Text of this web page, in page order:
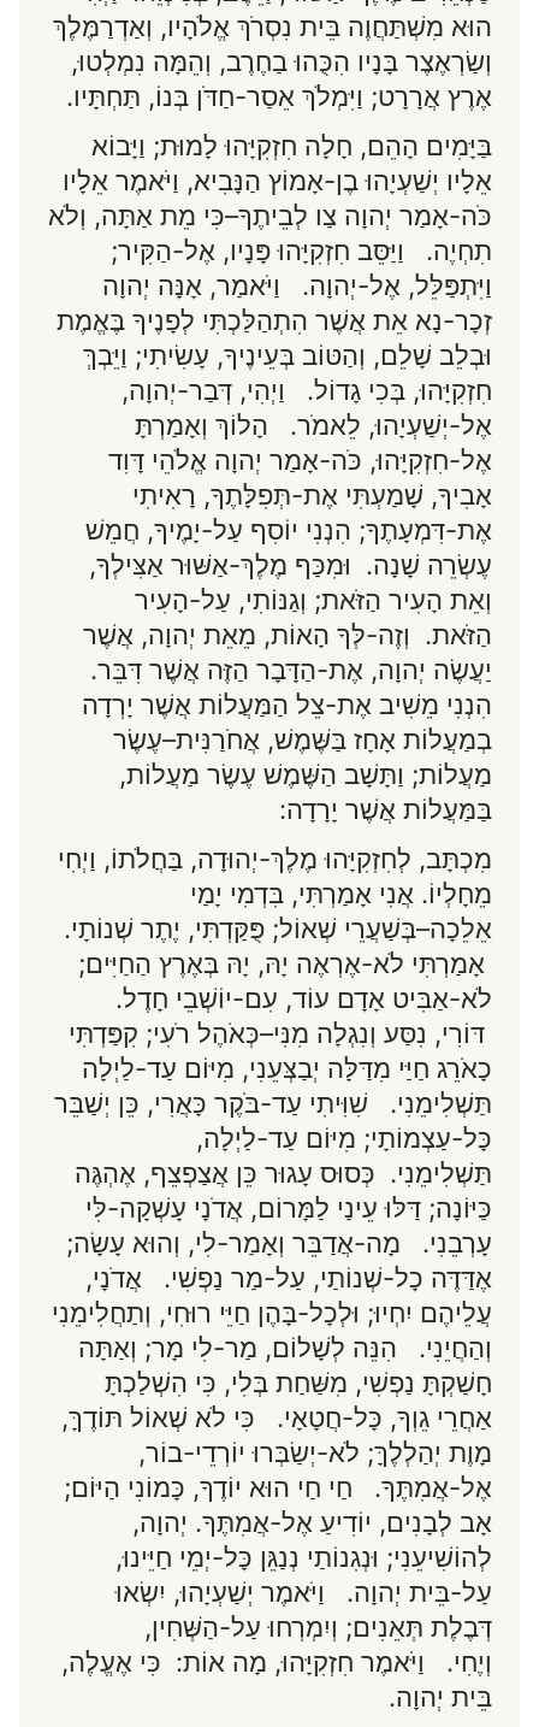
הוּא מִשְׁתַּחֲוֶה בֵּית נִסְרֹךְ אֱלֹהָיו, וְאַדְרַמֶּלֶךְ
וְשַׂרְאֶצֶר בָּנָיו הִכֻּהוּ בַחֶרֶב, וְהֵמָּה נִמְלְטוּ,
אֶרֶץ אֲרָרָט; וַיִּמְלֹךְ אֵסַר-חַדֹּן בְּנוֹ, תַּחְתָּיו.
בַּיָּמִים הָהֵם, חָלָה חִזְקִיָּהוּ לָמוּת; וַיָּבוֹא
אֵלָיו יְשַׁעְיָהוּ בֶן-אָמוֹץ הַנָּבִיא, וַיֹּאמֶר אֵלָיו
כֹּה-אָמַר יְהוָה צַו לְבֵיתֶךָ–כִּי מֵת אַתָּה, וְלֹא
תִחְיֶה. וַיַּסֵּב חִזְקִיָּהוּ פָּנָיו, אֶל-הַקִּיר;
וַיִּתְפַּלֵּל, אֶל-יְהוָה. וַיֹּאמַר, אָנָּה יְהוָה
זְכָר-נָא אֵת אֲשֶׁר הִתְהַלַּכְתִּי לְפָנֶיךָ בֶּאֱמֶת
וּבְלֵב שָׁלֵם, וְהַטּוֹב בְּעֵינֶיךָ, עָשִׂיתִי; וַיֵּבְךְּ
חִזְקִיָּהוּ, בְּכִי גָדוֹל. וַיְהִי, דְּבַר-יְהוָה,
אֶל-יְשַׁעְיָהוּ, לֵאמֹר. הָלוֹךְ וְאָמַרְתָּ
אֶל-חִזְקִיָּהוּ, כֹּה-אָמַר יְהוָה אֱלֹהֵי דָּוִד
אָבִיךָ, שָׁמַעְתִּי אֶת-תְּפִלָּתֶךָ, רָאִיתִי
אֶת-דִּמְעָתֶךָ; הִנְנִי יוֹסִף עַל-יָמֶיךָ, חֲמֵשׁ
עֶשְׂרֵה שָׁנָה. וּמִכַּף מֶלֶךְ-אַשּׁוּר אַצִּילְךָ,
וְאֵת הָעִיר הַזֹּאת; וְגַנּוֹתִי, עַל-הָעִיר
הַזֹּאת. וְזֶה-לְּךָ הָאוֹת, מֵאֵת יְהוָה, אֲשֶׁר
יַעֲשֶׂה יְהוָה, אֶת-הַדָּבָר הַזֶּה אֲשֶׁר דִּבֵּר.
הִנְנִי מֵשִׁיב אֶת-צֵל הַמַּעֲלוֹת אֲשֶׁר יָרְדָה
בְמַעֲלוֹת אָחָז בַּשֶּׁמֶשׁ, אֲחֹרַנִּית–עֶשֶׂר
מַעֲלוֹת; וַתָּשָׁב הַשֶּׁמֶשׁ עֶשֶׂר מַעֲלוֹת,
בַּמַּעֲלוֹת אֲשֶׁר יָרָדָה:
מִכְתָּב, לְחִזְקִיָּהוּ מֶלֶךְ-יְהוּדָה, בַּחֲלֹתוֹ, וַיְחִי
מֵחָלְיוֹ. אֲנִי אָמַרְתִּי, בִּדְמִי יָמַי
אֵלֵכָה–בְּשַׁעֲרֵי שְׁאוֹל; פֻּקַּדְתִּי, יֶתֶר שְׁנוֹתָי.
אָמַרְתִּי לֹא-אֶרְאֶה יָהּ, יָהּ בְּאֶרֶץ הַחַיִּים;
לֹא-אַבִּיט אָדָם עוֹד, עִם-יוֹשְׁבֵי חָדֶל.
דּוֹרִי, נִסַּע וְנִגְלָה מִנִּי–כְּאֹהֶל רֹעִי; קִפַּדְתִּי
כָאֹרֵג חַיַּי מִדַּלָּה יְבַצְּעֵנִי, מִיּוֹם עַד-לַיְלָה
תַּשְׁלִימֵנִי. שִׁוִּיתִי עַד-בֹּקֶר כָּאֲרִי, כֵּן יְשַׁבֵּר
כָּל-עַצְמוֹתָי; מִיּוֹם עַד-לַיְלָה,
תַּשְׁלִימֵנִי. כְּסוּס עָגוּר כֵּן אֲצַפְצֵף, אֶהְגֶּה
כַּיּוֹנָה; דַּלּוּ עֵינַי לַמָּרוֹם, אֲדֹנָי עָשְׁקָה-לִּי
עָרְבֵנִי. מָה-אֲדַבֵּר וְאָמַר-לִי, וְהוּא עָשָׂה;
אֶדַּדֶּה כָל-שְׁנוֹתַי, עַל-מַר נַפְשִׁי. אֲדֹנָי,
עֲלֵיהֶם יִחְיוּ; וּלְכָל-בָּהֶן חַיֵּי רוּחִי, וְתַחֲלִימֵנִי
וְהַחֲיֵנִי. הִנֵּה לְשָׁלוֹם, מַר-לִי מָר; וְאַתָּה
חָשַׁקְתָּ נַפְשִׁי, מִשַּׁחַת בְּלִי, כִּי הִשְׁלַכְתָּ
אַחֲרֵי גֵוְךָ, כָּל-חֲטָאָי. כִּי לֹא שְׁאוֹל תּוֹדֶךָּ,
מָוֶת יְהַלְלֶךָּ; לֹא-יְשַׂבְּרוּ יוֹרְדֵי-בוֹר,
אֶל-אֲמִתֶּךָ. חַי חַי הוּא יוֹדֶךָ, כָּמוֹנִי הַיּוֹם;
אָב לְבָנִים, יוֹדִיעַ אֶל-אֲמִתֶּךָ. יְהוָה,
לְהוֹשִׁיעֵנִי; וּנְגִנוֹתַי נְנַגֵּן כָּל-יְמֵי חַיֵּינוּ,
עַל-בֵּית יְהוָה. וַיֹּאמֶר יְשַׁעְיָהוּ, יִשְׂאוּ
דְּבֶלֶת תְּאֵנִים; וְיִמְרְחוּ עַל-הַשְּׁחִין,
וְיֶחִי. וַיֹּאמֶר חִזְקִיָּהוּ, מָה אוֹת: כִּי אֶעֱלֶה,
בֵּית יְהוָה.